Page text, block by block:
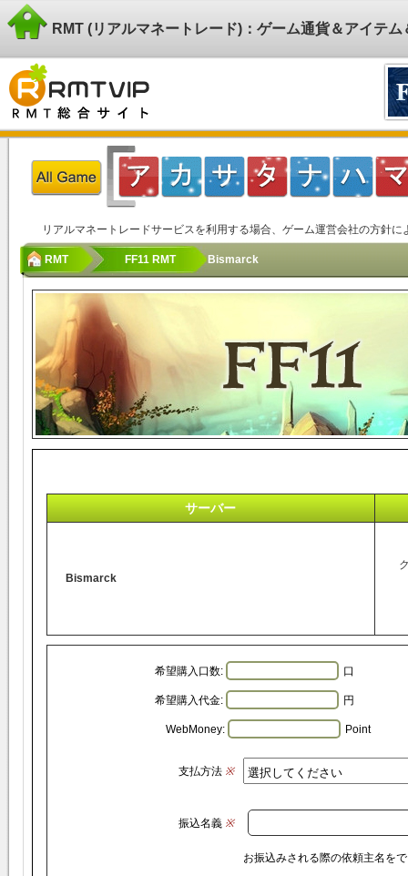
RMT (リアルマネートレード)：ゲーム通貨＆アイテ
リアルマネートレードサービスを利用する場合、ゲーム運営会社の方針
RMT FF11 RMT Bismarck
サーバー
Bismarck
希望購入口数: 口
希望購入代金: 円
WebMoney: Point
支払方法※
振込名義※
お振込みされる際の依頼主名を